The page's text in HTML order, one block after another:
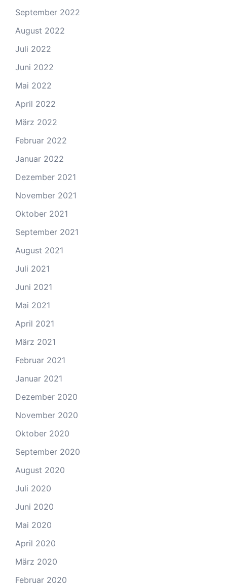
September 2022
August 2022
Juli 2022
Juni 2022
Mai 2022
April 2022
März 2022
Februar 2022
Januar 2022
Dezember 2021
November 2021
Oktober 2021
September 2021
August 2021
Juli 2021
Juni 2021
Mai 2021
April 2021
März 2021
Februar 2021
Januar 2021
Dezember 2020
November 2020
Oktober 2020
September 2020
August 2020
Juli 2020
Juni 2020
Mai 2020
April 2020
März 2020
Februar 2020